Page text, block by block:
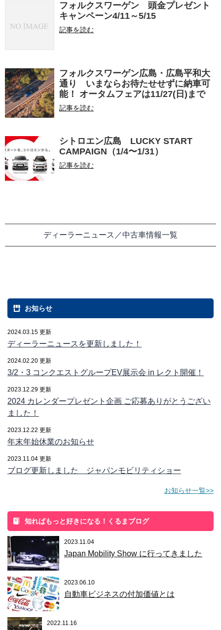
フォルクスワーゲン 頭金プレゼント
キャンペーン4/11～5/15
記事を読む
フォルクスワーゲン広島・広島平和大
通り いまならお待たせせずに納車可
能！ オータムフェアは11/27(日)まで
記事を読む
シトロエン広島 LUCKY START
CAMPAIGN（1/4〜1/31）
記事を読む
ディーラーニュース／中古車情報一覧
お知らせ
2024.03.15 更新
ディーラーニュースを更新しました！
2024.02.20 更新
3/2・3 コンクエストグループEV展示会 in レクト開催！
2023.12.29 更新
2024 カレンダープレゼント企画 ご応募ありがとうござい
ました！
2023.12.22 更新
年末年始休業のお知らせ
2023.11.04 更新
ブログ更新しました ジャパンモビリティショー
お知らせ一覧>>
知ればもっと好きになる！くるまブログ
2023.11.04
Japan Mobility Show に行ってきました
2023.06.10
自動車ビジネスの付加価値とは
2022.11.16